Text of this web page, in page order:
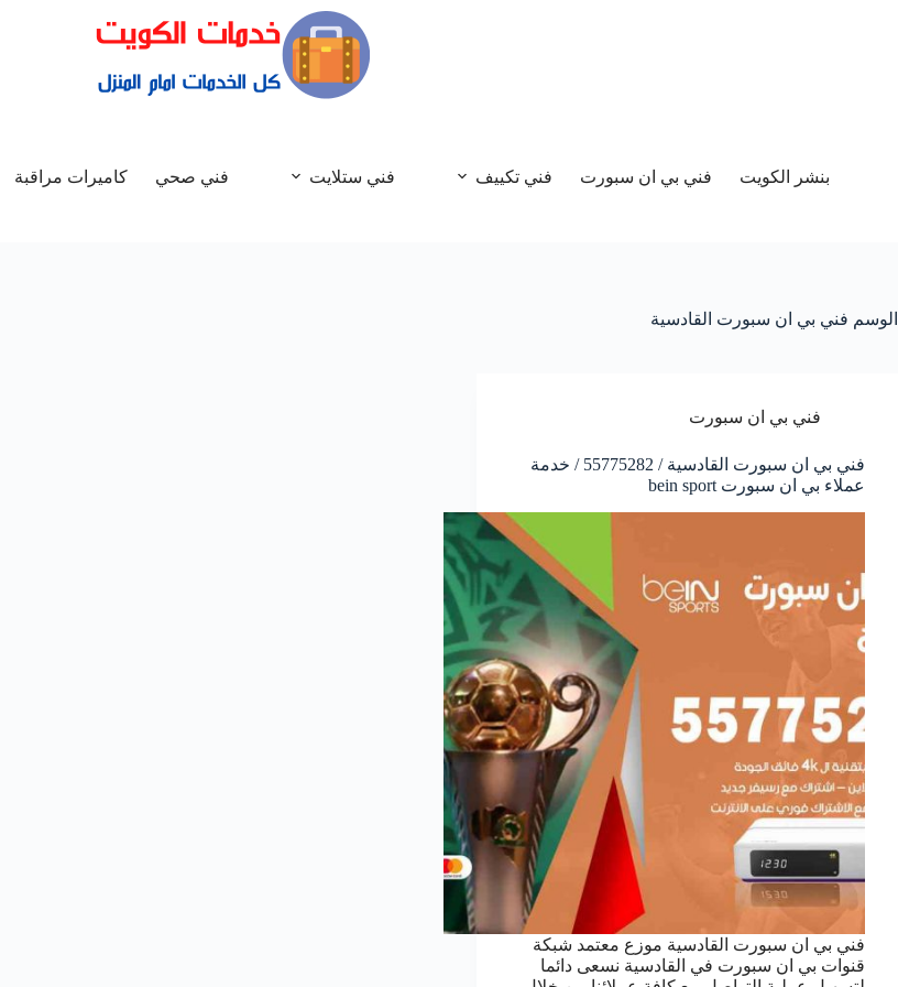
بنشر الكويت فني بي ان سبورت فني تكييف فني ستلايت فني صحي كاميرات مراقبة
الوسم فني بي ان سبورت القادسية
فني بي ان سبورت
فني بي ان سبورت القادسية / 55775282 / خدمة
عملاء بي ان سبورت bein sport
فني بي ان سبورت القادسية موزع معتمد شبكة
قنوات بي ان سبورت في القادسية نسعى دائما